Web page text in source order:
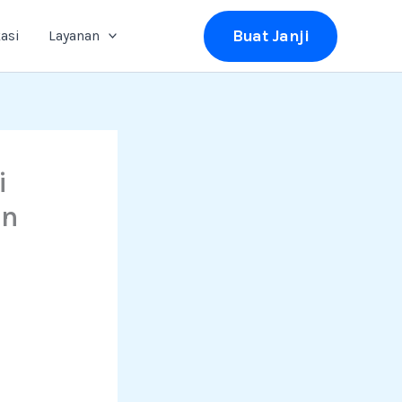
Layanan Buat Janji